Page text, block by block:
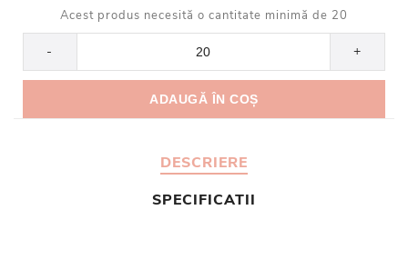
Acest produs necesită o cantitate minimă de 20
- +
DESCRIERE
SPECIFICATII